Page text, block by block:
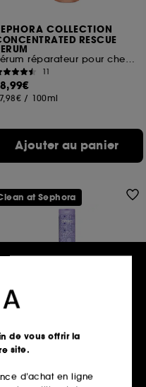
COLLECTION
RESCUE
Sérum réparateur pour cheveux abimés
11
/ 100ml
Ajouter au panier
Déjaunisseur
/ 100ml
at Sephora
de vous offrir la
site.
d’achat en ligne